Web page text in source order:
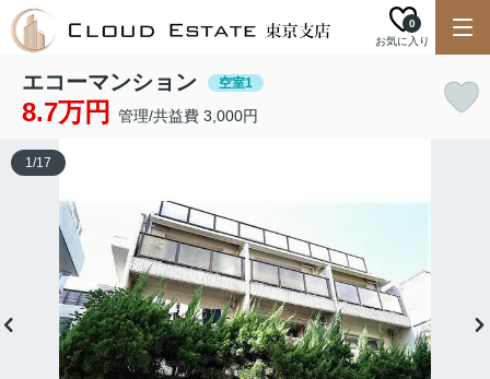
お気に入り
0
エコーマンション 空室1
8.7万円 管理/共益費 3,000円
1/17